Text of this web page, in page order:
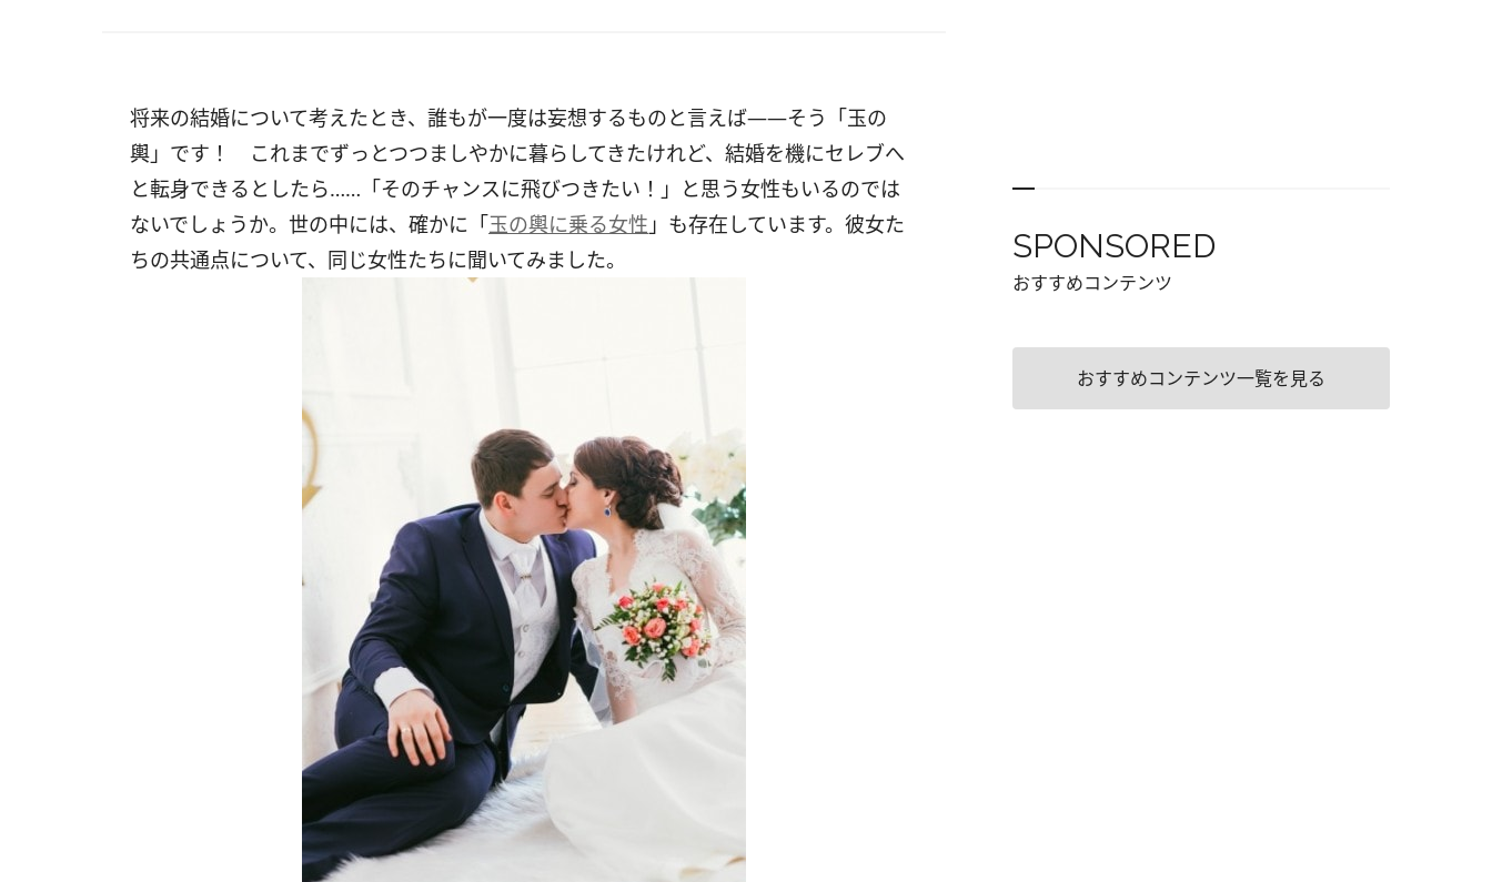
将来の結婚について考えたとき、誰もが一度は妄想するものと言えば――そう「玉の
輿」です！ これまでずっとつつましやかに暮らしてきたけれど、結婚を機にセレブへ
と転身できるとしたら……「そのチャンスに飛びつきたい！」と思う女性もいるのでは
ないでしょうか。世の中には、確かに「玉の輿に乗る女性 」も存在しています。彼女た
ちの共通点について、同じ女性たちに聞いてみました。
SPONSORED
おすすめコンテンツ
おすすめコンテンツ一覧を見る